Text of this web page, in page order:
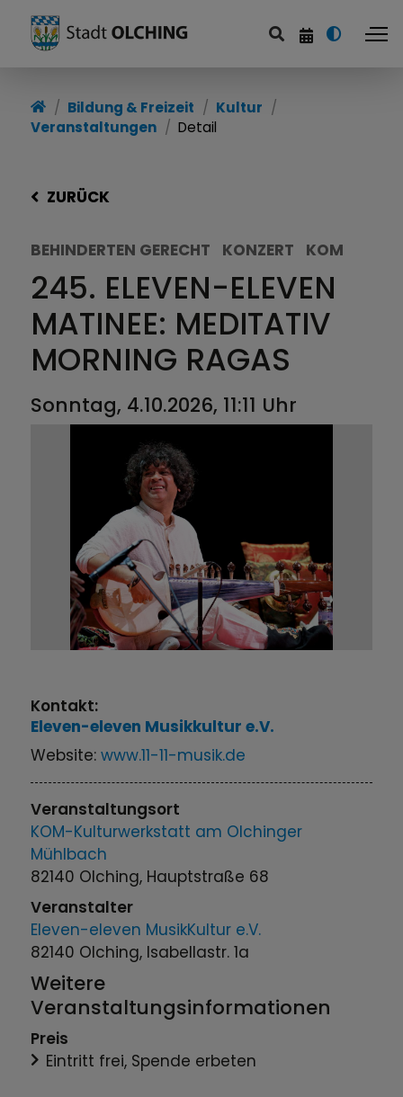
Bildung & Freizeit
Kultur
Veranstaltungen
Detail
ZURÜCK
BEHINDERTEN GERECHT KONZERT KOM
245. ELEVEN-ELEVEN
MATINEE: MEDITATIV
MORNING RAGAS
Sonntag, 4.10.2026, 11:11 Uhr
Kontakt:
Eleven-eleven Musikkultur e.V.
Website:www.11-11-musik.de
Veranstaltungsort
KOM-Kulturwerkstatt am Olchinger
Mühlbach
82140 Olching, Hauptstraße 68
Veranstalter
Eleven-eleven MusikKultur e.V.
82140 Olching, Isabellastr. 1a
Weitere
Veranstaltungsinformationen
Preis
Eintritt frei, Spende erbeten